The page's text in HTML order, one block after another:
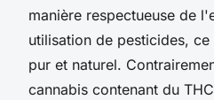
manière respectueuse de
utilisation de pesticides,
pur et naturel.
cannabis contenant du